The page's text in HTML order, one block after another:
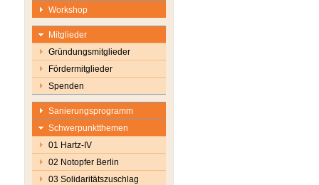
Workshop
Mitglieder
Gründungsmitglieder
Fördermitglieder
Spenden
Sanierungsprogramm
Schwerpunktthemen
01 Hartz-IV
02 Notopfer Berlin
03 Solidaritätszuschlag